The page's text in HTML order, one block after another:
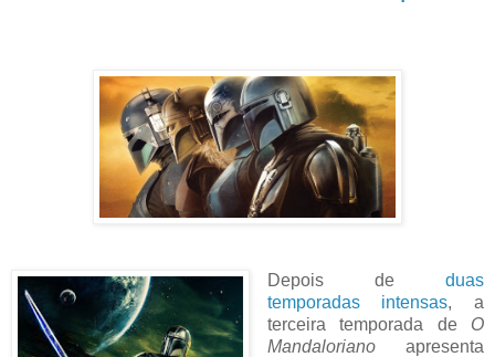
Depois de duas
temporadas intensas, a
terceira temporada de O
Mandalorianoapresenta